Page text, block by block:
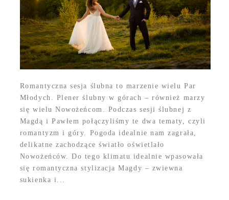
Romantyczna sesja ślubna to marzenie wielu Par
Młodych. Plener ślubny w górach – również marzy
się wielu Nowożeńcom. Podczas sesji ślubnej z
Magdą i Pawłem połączyliśmy te dwa tematy, czyli
romantyzm i góry. Pogoda idealnie nam zagrała,
delikatne zachodzące światło oświetlało
Nowożeńców. Do tego klimatu idealnie wpasowała
się romantyczna stylizacja Magdy – zwiewna
sukienka i...